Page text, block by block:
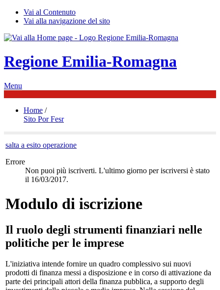
Vai al Contenuto
Vai alla navigazione del sito
Regione Emilia-Romagna
Menu
Home /
Sito Por Fesr
salta a esito operazione
Errore
Non puoi più iscriverti. L'ultimo giorno per iscriversi è stato
il 16/03/2017.
Modulo di iscrizione
Il ruolo degli strumenti finanziari nelle
politiche per le imprese
L'iniziativa intende fornire un quadro complessivo sui nuovi
prodotti di finanza messi a disposizione e in corso di attivazione da
parte dei principali attori della finanza pubblica, a supporto degli